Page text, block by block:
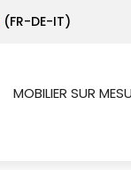
(FR-DE-IT)
MOBILIER SUR